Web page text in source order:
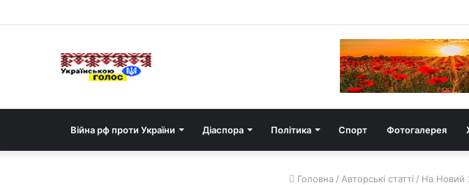
Війна рф проти України Діаспора Політика Спорт Фотогалерея
Головна / Авторські статті / На Новий